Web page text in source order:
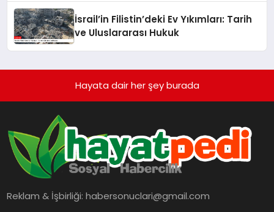
İsrail’in Filistin’deki Ev Yıkımları: Tarih
ve Uluslararası Hukuk
Hayata dair her şey burada
Reklam & İşbirliği:habersonuclari@gmail.com